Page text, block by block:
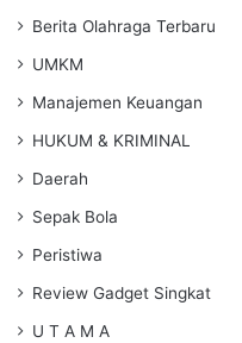
Berita Olahraga Terbaru
UMKM
Manajemen Keuangan
HUKUM & KRIMINAL
Daerah
Sepak Bola
Peristiwa
Review Gadget Singkat
U T A M A